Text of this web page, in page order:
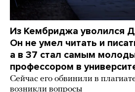
Из Кембриджа уволился
Он не умел читать и
а в 37 стал самым
профессором в
Сейчас его обвинили в
возникли вопросы